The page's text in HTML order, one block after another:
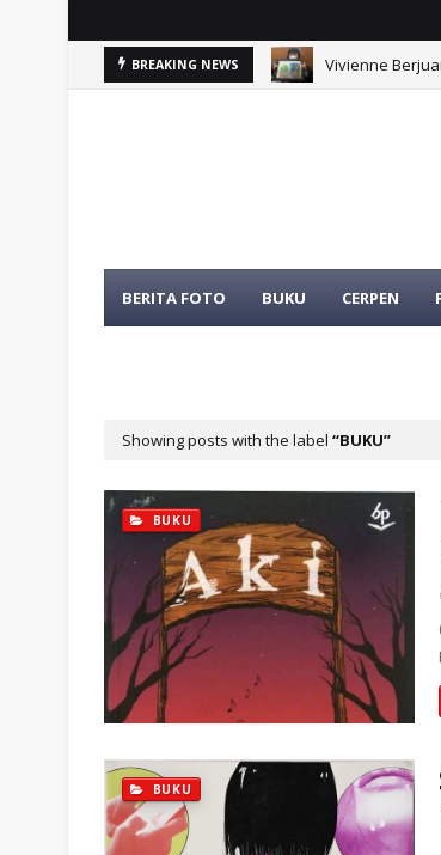
BREAKING NEWS
Vivienne
Chainsaw
BERITA FOTO BUKU CERPEN
Showing posts with the label BUKU
BUKU
BUKU